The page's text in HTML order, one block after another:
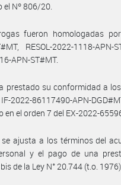
el Nº 806/20.
fueron homologadas por
RESOL-2022-1118-APN-
APN-ST#MT.
prestado su conformidad a
2022-86117490-APN-
el orden 7 del EX-2022-
ajusta a los términos del
y el pago de una
de la Ley N° 20.744 (t.o.